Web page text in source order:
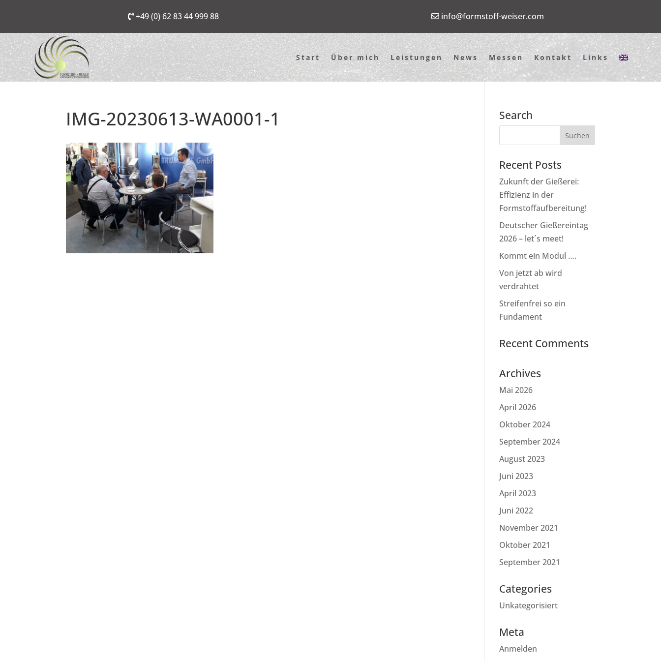
+49 (0) 62 83 44 999 88 info@formstoff-weiser.com
Start Über mich Leistungen News Messen Kontakt Links
IMG-20230613-WA0001-1 Search
Recent Posts
Zukunft der Gießerei:
Effizienz in der
Formstoffaufbereitung!
Deutscher Gießereintag
2026 – let´s meet!
Kommt ein Modul ….
Von jetzt ab wird
verdrahtet
Streifenfrei so ein
Fundament
Recent Comments
Archives
Mai 2026
April 2026
Oktober 2024
September 2024
August 2023
Juni 2023
April 2023
Juni 2022
November 2021
Oktober 2021
September 2021
Categories
Unkategorisiert
Meta
Anmelden